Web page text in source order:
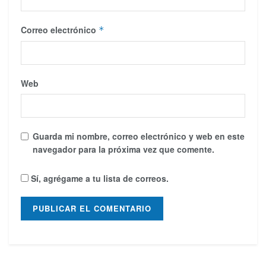
Correo electrónico *
Web
Guarda mi nombre, correo electrónico y web en este
navegador para la próxima vez que comente.
Sí, agrégame a tu lista de correos.